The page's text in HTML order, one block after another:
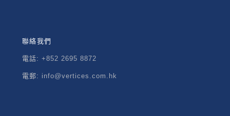
聯絡我們
電話: +852 2695 8872
電郵: info@vertices.com.hk